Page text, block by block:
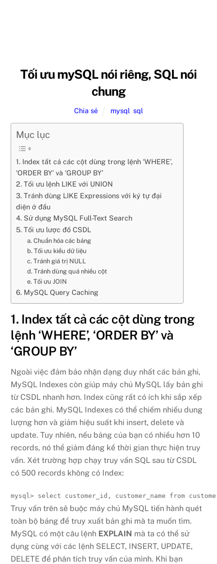
Tối ưu mySQL nói riêng, SQL nói
chung
Chia sẻ mysql sql
Mục lục
1. Index tất cả các cột dùng trong lệnh ‘WHERE’,
‘ORDER BY’ và ‘GROUP BY’
2. Tối ưu lệnh LIKE với UNION
3. Tránh dùng LIKE Expressions với ký tự đại
diện ở đầu
4. Sử dụng MySQL Full-Text Search
5. Tối ưu lược đồ CSDL
a. Chuẩn hóa các bảng
b. Tối ưu kiểu dữ liệu
c. Tránh giá trị NULL
d. Tránh dùng quá nhiều cột
e. Tối ưu JOIN
6. MySQL Query Caching
1. Index tất cả các cột dùng trong
lệnh ‘WHERE’, ‘ORDER BY’ và
‘GROUP BY’
Ngoài việc đảm bảo nhận dạng duy nhất các bản ghi,
MySQL Indexes còn giúp máy chủ MySQL lấy bản ghi
từ CSDL nhanh hơn. Index cũng rất có ích khi sắp xếp
các bản ghi. MySQL Indexes có thể chiếm nhiều dung
lượng hơn và giảm hiệu suất khi insert, delete và
update. Tuy nhiên, nếu bảng của bạn có nhiều hơn 10
records, nó thể giảm đáng kể thời gian thực hiện truy
vấn. Xét trường hợp chạy truy vấn SQL sau từ CSDL
có 500 records không có Index:
mysql> select customer_id, customer_name from
Truy vấn trên sẽ buộc máy chủ MySQL tiến hành quét
toàn bộ bảng để truy xuất bản ghi mà ta muốn tìm.
MySQL có một câu lệnh EXPLAIN mà ta có thể sử
dụng cùng với các lệnh SELECT, INSERT, UPDATE,
DELETE để phân tích truy vấn của mình. Khi bạn